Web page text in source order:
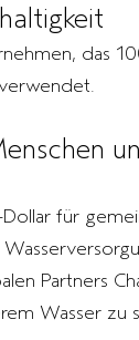
das
für
Partners
Wasser zu